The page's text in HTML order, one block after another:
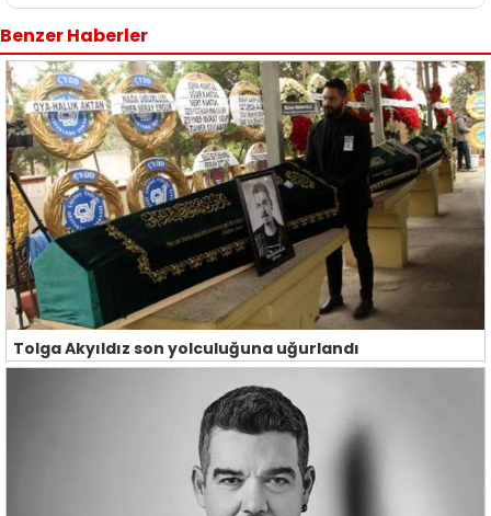
Benzer Haberler
Tolga Akyıldız son yolculuğuna uğurlandı